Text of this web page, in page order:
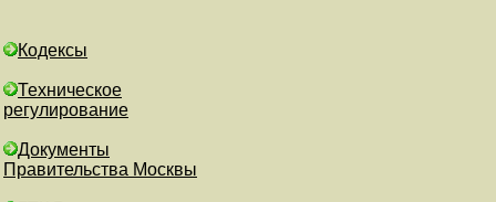
Кодексы
Техническое
регулирование
Документы
Правительства Москвы